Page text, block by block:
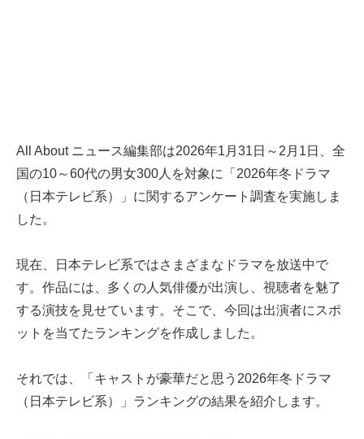
All About ニュース編集部は2026年1月31日～2月1日、全
国の10～60代の男女300人を対象に「2026年冬ドラマ
（日本テレビ系）」に関するアンケート調査を実施しま
した。
現在、日本テレビ系ではさまざまなドラマを放送中で
す。作品には、多くの人気俳優が出演し、視聴者を魅了
する演技を見せています。そこで、今回は出演者にスポ
ットを当てたランキングを作成しました。
それでは、「キャストが豪華だと思う2026年冬ドラマ
（日本テレビ系）」ランキングの結果を紹介します。